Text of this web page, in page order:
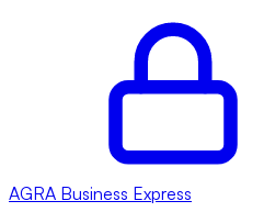
AGRA Business Express